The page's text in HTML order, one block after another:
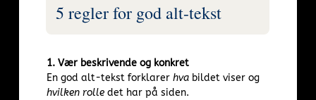
5 regler for god alt-tekst
1. Vær beskrivende og konkret
En god alt-tekst forklarerhva bildet viser og
hvilken rolle det har på siden.